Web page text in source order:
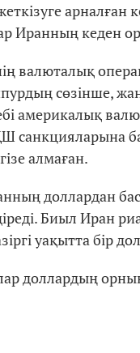
Иранның кеден
валюталық
сөзінше,
америкалық
санкцияларына
алмаған.
доллардан
Биыл Иран
уақытта бір
доллардың